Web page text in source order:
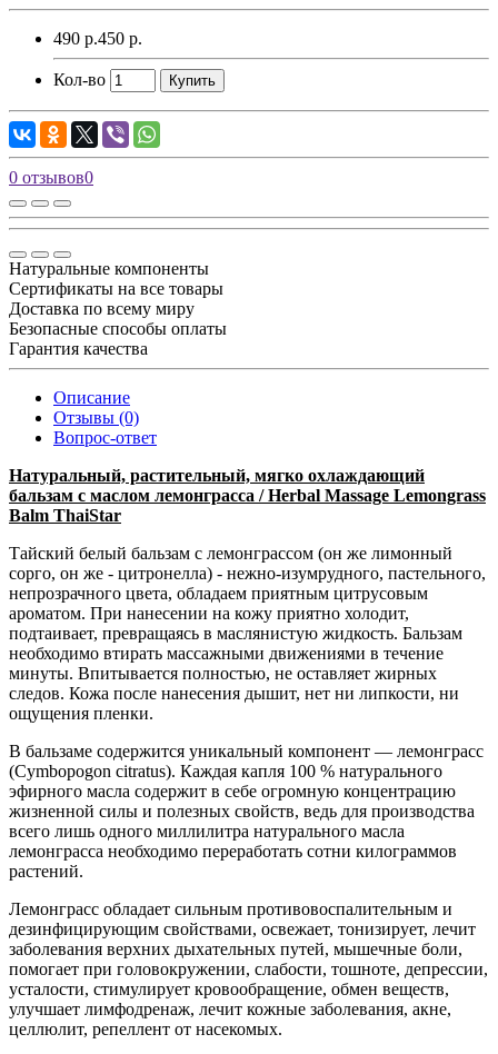
490 р.450 р.
Кол-во Купить
0 отзывов0
Натуральные компоненты
Сертификаты на все товары
Доставка по всему миру
Безопасные способы оплаты
Гарантия качества
Описание
Отзывы (0)
Вопрос-ответ
Натуральный, растительный, мягко охлаждающий
бальзам с маслом лемонграсса / Herbal Massage Lemongrass
Balm ThaiStar
Тайский белый бальзам с лемонграссом (он же лимонный
сорго, он же - цитронелла) - нежно-изумрудного, пастельного,
непрозрачного цвета, обладаем приятным цитрусовым
ароматом. При нанесении на кожу приятно холодит,
подтаивает, превращаясь в маслянистую жидкость. Бальзам
необходимо втирать массажными движениями в течение
минуты. Впитывается полностью, не оставляет жирных
следов. Кожа после нанесения дышит, нет ни липкости, ни
ощущения пленки.
В бальзаме содержится уникальный компонент — лемонграсс
(Cymbopogon citratus). Каждая капля 100 % натурального
эфирного масла содержит в себе огромную концентрацию
жизненной силы и полезных свойств, ведь для производства
всего лишь одного миллилитра натурального масла
лемонграсса необходимо переработать сотни килограммов
растений.
Лемонграсс обладает сильным противовоспалительным и
дезинфицирующим свойствами, освежает, тонизирует, лечит
заболевания верхних дыхательных путей, мышечные боли,
помогает при головокружении, слабости, тошноте, депрессии,
усталости, стимулирует кровообращение, обмен веществ,
улучшает лимфодренаж, лечит кожные заболевания, акне,
целлюлит, репеллент от насекомых.